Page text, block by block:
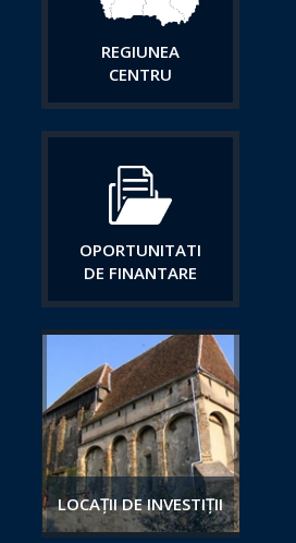
REGIUNEA
CENTRU
OPORTUNITATI
DE FINANTARE
LOCAȚII DE INVESTIȚII